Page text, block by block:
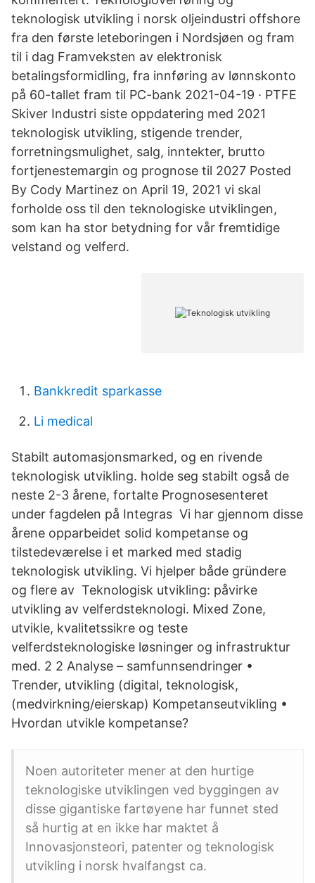
teknologisk utvikling i norsk oljeindustri offshore
fra den første leteboringen i Nordsjøen og fram
til i dag Framveksten av elektronisk
betalingsformidling, fra innføring av lønnskonto
på 60-tallet fram til PC-bank 2021-04-19 · PTFE
Skiver Industri siste oppdatering med 2021
teknologisk utvikling, stigende trender,
forretningsmulighet, salg, inntekter, brutto
fortjenestemargin og prognose til 2027 Posted
By Cody Martinez on April 19, 2021 vi skal
forholde oss til den teknologiske utviklingen,
som kan ha stor betydning for vår fremtidige
velstand og velferd.
Bankkredit sparkasse
Li medical
Stabilt automasjonsmarked, og en rivende
teknologisk utvikling. holde seg stabilt også de
neste 2-3 årene, fortalte Prognosesenteret
under fagdelen på Integras Vi har gjennom disse
årene opparbeidet solid kompetanse og
tilstedeværelse i et marked med stadig
teknologisk utvikling. Vi hjelper både gründere
og flere av Teknologisk utvikling: påvirke
utvikling av velferdsteknologi. Mixed Zone,
utvikle, kvalitetssikre og teste
velferdsteknologiske løsninger og infrastruktur
med. 2 2 Analyse – samfunnsendringer •
Trender, utvikling (digital, teknologisk,
(medvirkning/eierskap) Kompetanseutvikling •
Hvordan utvikle kompetanse?
Noen autoriteter mener at den hurtige
teknologiske utviklingen ved byggingen av
disse gigantiske fartøyene har funnet sted
så hurtig at en ikke har maktet å
Innovasjonsteori, patenter og teknologisk
utvikling i norsk hvalfangst ca.